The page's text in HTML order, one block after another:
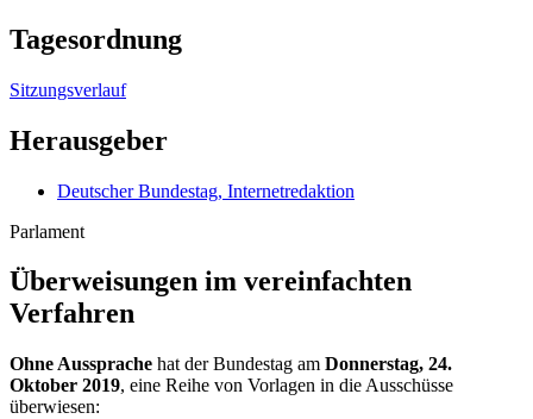
Tagesordnung
Sitzungsverlauf
Herausgeber
Deutscher Bundestag, Internetredaktion
Parlament
Überweisungen im vereinfachten
Verfahren
Ohne Aussprache hat der Bundestag am Donnerstag, 24.
Oktober 2019, eine Reihe von Vorlagen in die Ausschüsse
überwiesen: